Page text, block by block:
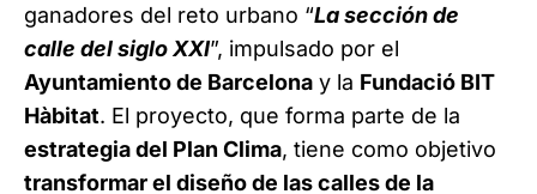
ganadores del reto urbano “La sección de
calle del siglo XXI”, impulsado por el
Ayuntamiento de Barcelona y la Fundació BIT
Hàbitat. El proyecto, que forma parte de la
estrategia del Plan Clima, tiene como objetivo
transformar el diseño de las calles de la